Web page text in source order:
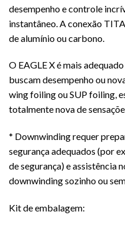
desempenho e controle
instantâneo. A conexão
de alumínio ou carbono.
O EAGLE X é mais
buscam desempenho ou
wing foiling ou SUP foiling,
totalmente nova de
* Downwinding requer
segurança adequados (por
de segurança) e assistência
downwinding sozinho ou
Kit de embalagem: